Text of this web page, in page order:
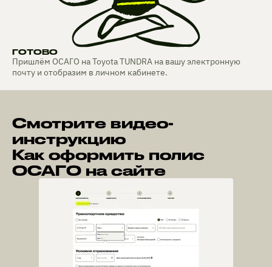
ГОТОВО
Пришлём ОСАГО на Toyota TUNDRA на вашу электронную
почту и отобразим в личном кабинете.
Смотрите видео-
инструкцию
Как оформить полис
ОСАГО на сайте